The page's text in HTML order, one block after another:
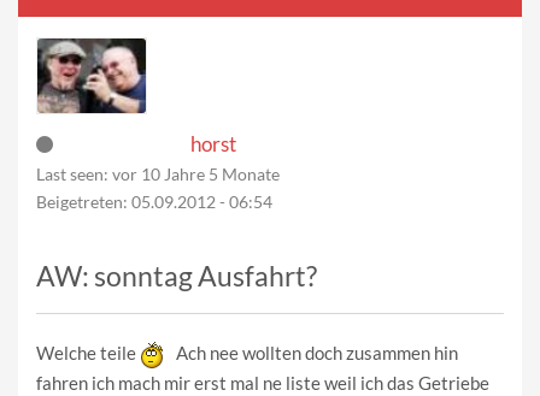
horst
Last seen: vor 10 Jahre 5 Monate
Beigetreten: 05.09.2012 - 06:54
AW: sonntag Ausfahrt?
Welche teile
Ach nee wollten doch zusammen hin
fahren ich mach mir erst mal ne liste weil ich das Getriebe